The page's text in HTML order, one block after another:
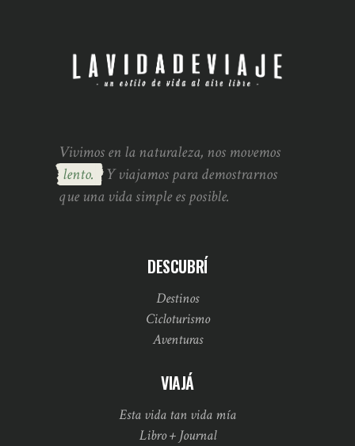
Vivimos en la naturaleza, nos movemos
lento. Y viajamos para demostrarnos
que una vida simple es posible.
DESCUBRÍ
Destinos
Cicloturismo
Aventuras
VIAJÁ
Esta vida tan vida mía
Libro + Journal